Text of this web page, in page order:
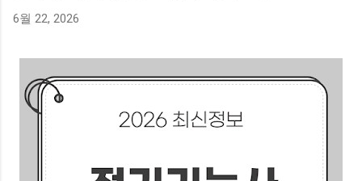
코일을 돌려서 전기를 만들어내는 기계입니다. 발전기가 돌아
만들기 위해서는 우선 강력한 자석 힘(자속)이 공간에 깔려있어
야 합니다. 이 자속을 만들어내는 주체(전자석)가 바로 계자입니
다. 일할 수 있는 환경과 기획 판을 깔아주는 부서입니다. 2. 전
기자(Armature): 자석을 끊어 전기를 만드는 '생산부' (진짜 알맹
이) 계자가 깔아놓은 자석 마당 한가운데에서 구리선 코일을 감
6월 22, 2026